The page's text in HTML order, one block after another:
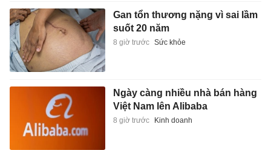
Gan tổn thương nặng vì sai lầm
suốt 20 năm
8 giờ trước Sức khỏe
Ngày càng nhiều nhà bán hàng
Việt Nam lên Alibaba
8 giờ trước Kinh doanh